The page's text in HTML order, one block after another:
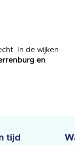
In de wijken
en
tijd